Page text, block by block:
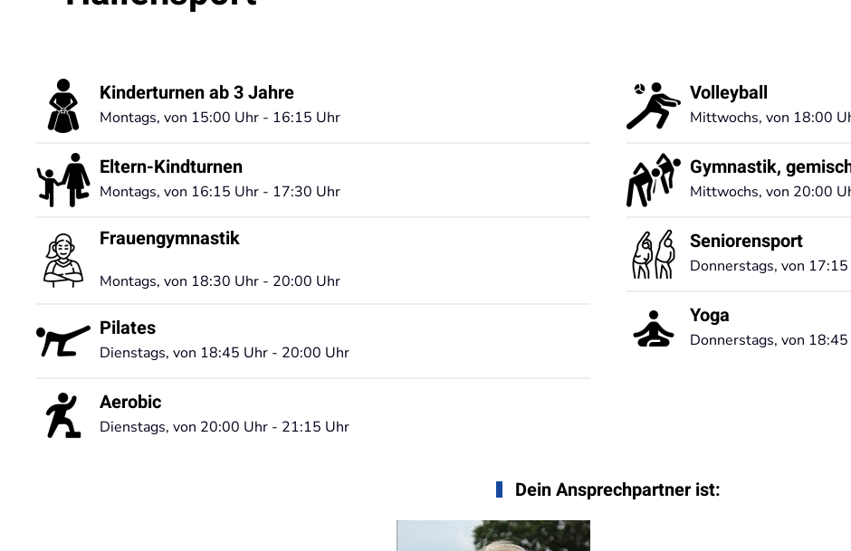
Kinderturnen ab 3 Jahre
Montags, von 15:00 Uhr - 16:15 Uhr
Eltern-Kindturnen
Montags, von 16:15 Uhr - 17:30 Uhr
Frauengymnastik
Montags, von 18:30 Uhr - 20:00 Uhr
Pilates
Dienstags, von 18:45 Uhr - 20:00 Uhr
Aerobic
Dienstags, von 20:00 Uhr - 21:15 Uhr
Volleyball
Mittwochs, von 18:00
Gymnastik,
Mittwochs, von 20:00
Seniorensport
Donnerstags, von
Yoga
Donnerstags, von
Dein Ansprechpartner ist: